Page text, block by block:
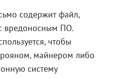
содержит файл,
вредоносным ПО.
чтобы
майнером либо
систему